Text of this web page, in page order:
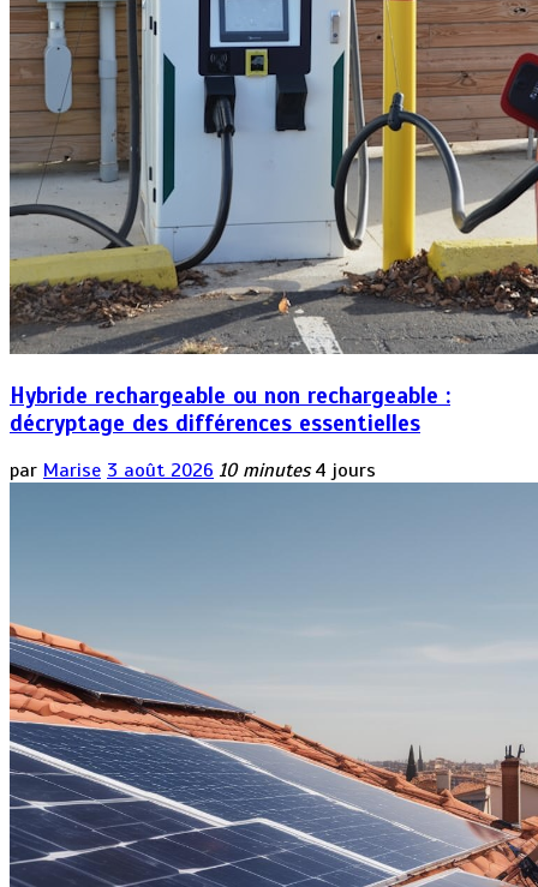
Hybride rechargeable ou non rechargeable :
décryptage des différences essentielles
par Marise 3 août 2026 10 minutes 4 jours